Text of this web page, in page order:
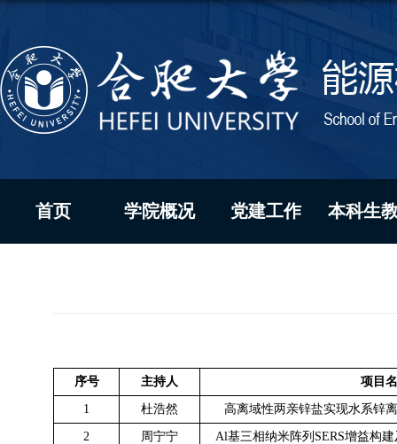
首页 学院概况 党建工作 本科生
序号 主持人 项目
1 杜浩然 高离域性两亲锌盐实现水系锌
2 周宁宁 Al基三相纳米阵列SERS增益构